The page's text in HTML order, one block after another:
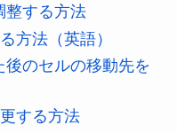
整する方法
方法（英語）
のセルの移動先を
する方法